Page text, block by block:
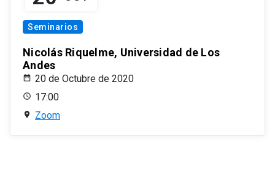
Seminarios
Nicolás Riquelme, Universidad de Los
Andes
20 de Octubre de 2020
17:00
Zoom